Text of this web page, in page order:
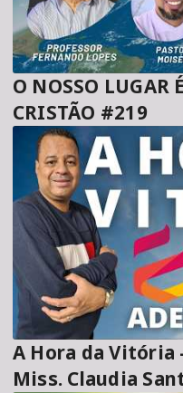
O NOSSO LUGAR
CRISTÃO #219
A Hora da Vitória - Pr. Wagner Santos e
Miss. Claudia